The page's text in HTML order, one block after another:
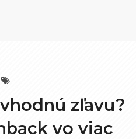
zľavu?
vo viac